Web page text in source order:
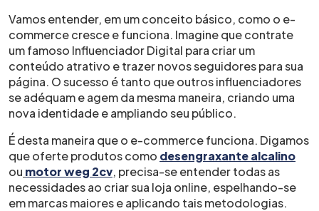
Vamos entender, em um conceito básico, como o e-
commerce cresce e funciona. Imagine que contrate
um famoso Influenciador Digital para criar um
conteúdo atrativo e trazer novos seguidores para sua
página. O sucesso é tanto que outros influenciadores
se adéquam e agem da mesma maneira, criando uma
nova identidade e ampliando seu público.
É desta maneira que o e-commerce funciona. Digamos
que oferte produtos como desengraxante alcalino
ou motor weg 2cv, precisa-se entender todas as
necessidades ao criar sua loja online, espelhando-se
em marcas maiores e aplicando tais metodologias.